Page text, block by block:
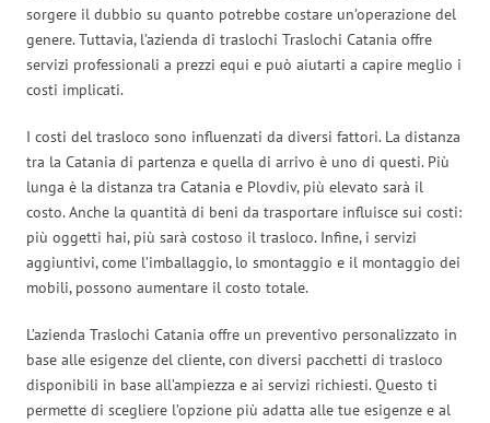
sorgere il dubbio su quanto potrebbe costare un’operazione del
genere. Tuttavia, l’azienda di traslochi Traslochi Catania offre
servizi professionali a prezzi equi e può aiutarti a capire meglio i
costi implicati.
I costi del trasloco sono influenzati da diversi fattori. La distanza
tra la Catania di partenza e quella di arrivo è uno di questi. Più
lunga è la distanza tra Catania e Plovdiv, più elevato sarà il
costo. Anche la quantità di beni da trasportare influisce sui costi:
più oggetti hai, più sarà costoso il trasloco. Infine, i servizi
aggiuntivi, come l’imballaggio, lo smontaggio e il montaggio dei
mobili, possono aumentare il costo totale.
L’azienda Traslochi Catania offre un preventivo personalizzato in
base alle esigenze del cliente, con diversi pacchetti di trasloco
disponibili in base all’ampiezza e ai servizi richiesti. Questo ti
permette di scegliere l’opzione più adatta alle tue esigenze e al